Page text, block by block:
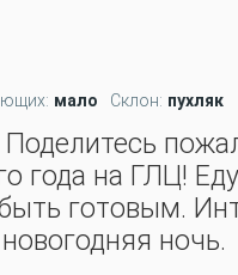
мало Склон: пухляк
года на ГЛЦ!
готовым.
ночь.